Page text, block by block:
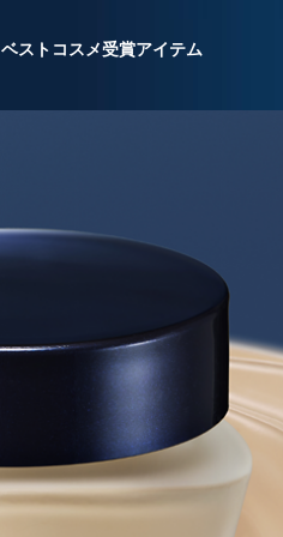
ベストコスメ受賞アイテム